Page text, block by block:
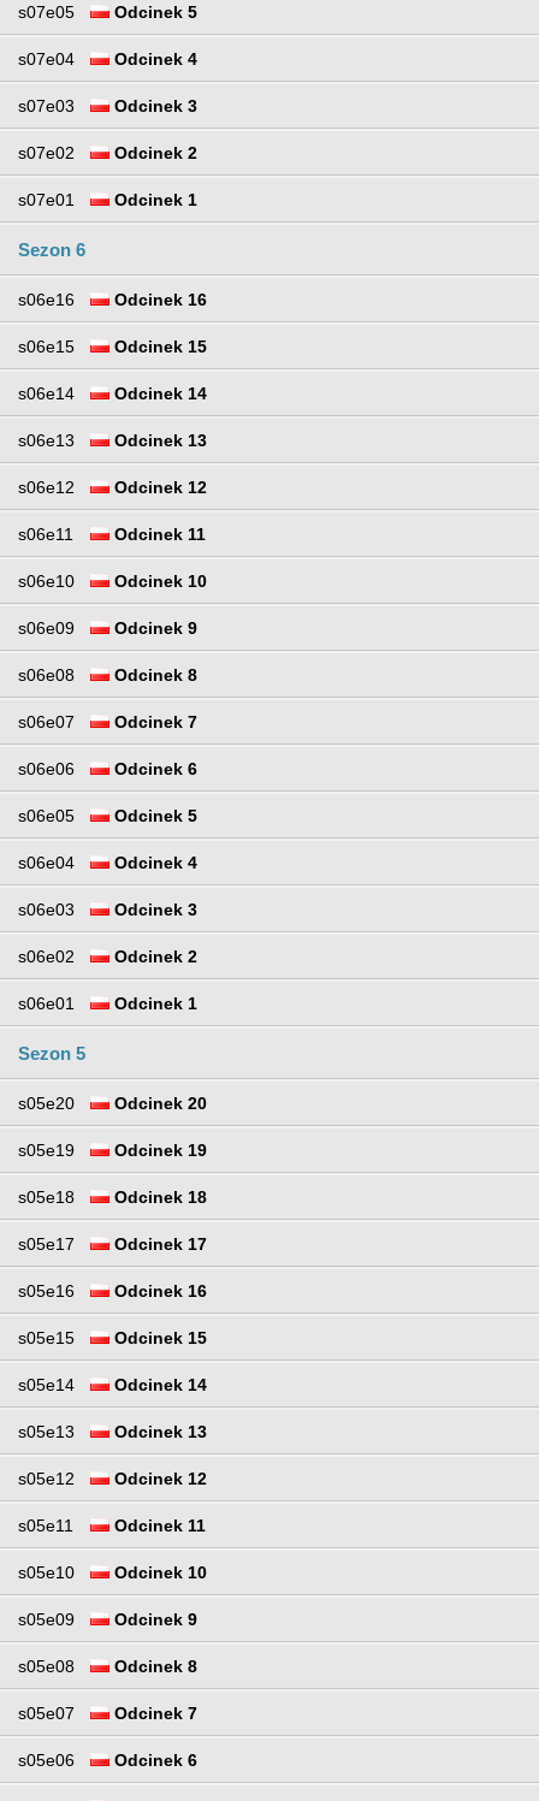
s07e05 Odcinek 5
s07e04 Odcinek 4
s07e03 Odcinek 3
s07e02 Odcinek 2
s07e01 Odcinek 1
Sezon 6
s06e16 Odcinek 16
s06e15 Odcinek 15
s06e14 Odcinek 14
s06e13 Odcinek 13
s06e12 Odcinek 12
s06e11 Odcinek 11
s06e10 Odcinek 10
s06e09 Odcinek 9
s06e08 Odcinek 8
s06e07 Odcinek 7
s06e06 Odcinek 6
s06e05 Odcinek 5
s06e04 Odcinek 4
s06e03 Odcinek 3
s06e02 Odcinek 2
s06e01 Odcinek 1
Sezon 5
s05e20 Odcinek 20
s05e19 Odcinek 19
s05e18 Odcinek 18
s05e17 Odcinek 17
s05e16 Odcinek 16
s05e15 Odcinek 15
s05e14 Odcinek 14
s05e13 Odcinek 13
s05e12 Odcinek 12
s05e11 Odcinek 11
s05e10 Odcinek 10
s05e09 Odcinek 9
s05e08 Odcinek 8
s05e07 Odcinek 7
s05e06 Odcinek 6